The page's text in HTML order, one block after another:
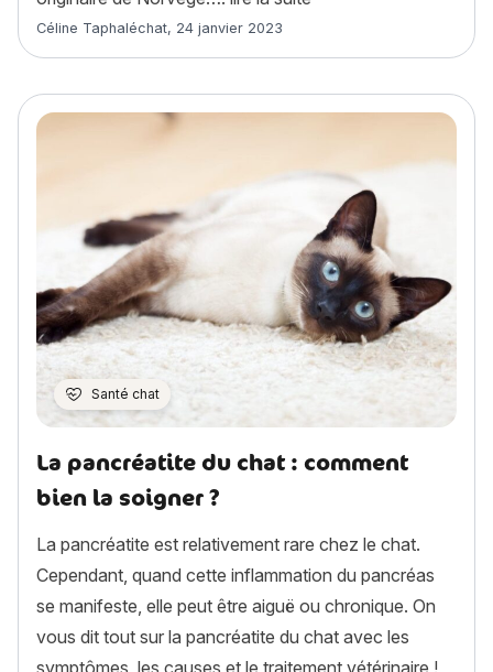
Article rédigé par
Céline Taphaléchat, 24 janvier 2023
Santé chat
La pancréatite du chat : comment
bien la soigner ?
La pancréatite est relativement rare chez le chat.
Cependant, quand cette inflammation du pancréas
se manifeste, elle peut être aiguë ou chronique. On
vous dit tout sur la pancréatite du chat avec les
symptômes, les causes et le traitement vétérinaire !